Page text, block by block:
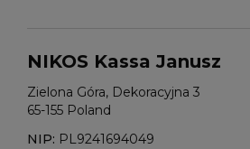
NIKOS Kassa Janusz
Zielona Góra, Dekoracyjna 3
65-155 Poland
NIP: PL9241694049